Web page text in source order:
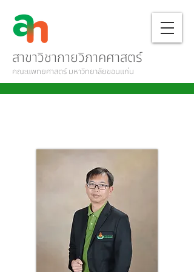
สาขาวิชากายวิภาคศาสตร์
คณะแพทยศาสตร์ มหาวิทยาลัยขอนแก่น